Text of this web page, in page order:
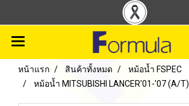
หน้าแรก สินค้าทั้งหมด
หม้อน้ำ FSPEC
หม้อน้ำ MITSUBISHI LANCER'01-'07 (A/T)